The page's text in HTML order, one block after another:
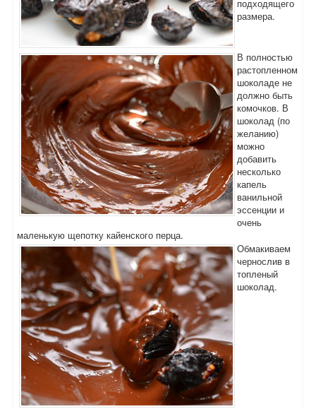
подходящего
размера.
В полностью
растопленном
шоколаде не
должно быть
комочков. В
шоколад (по
желанию)
можно
добавить
несколько
капель
ванильной
эссенции и
очень
маленькую щепотку кайенского перца.
Обмакиваем
чернослив в
топленый
шоколад.